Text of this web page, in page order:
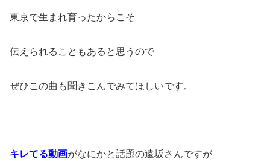
東京で生まれ育ったからこそ
伝えられることもあると思うので
ぜひこの曲も聞きこんでみてほしいです。
キレてる動画がなにかと話題の遠坂さんですが